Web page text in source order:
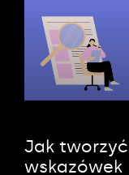
Jak
wskazówek